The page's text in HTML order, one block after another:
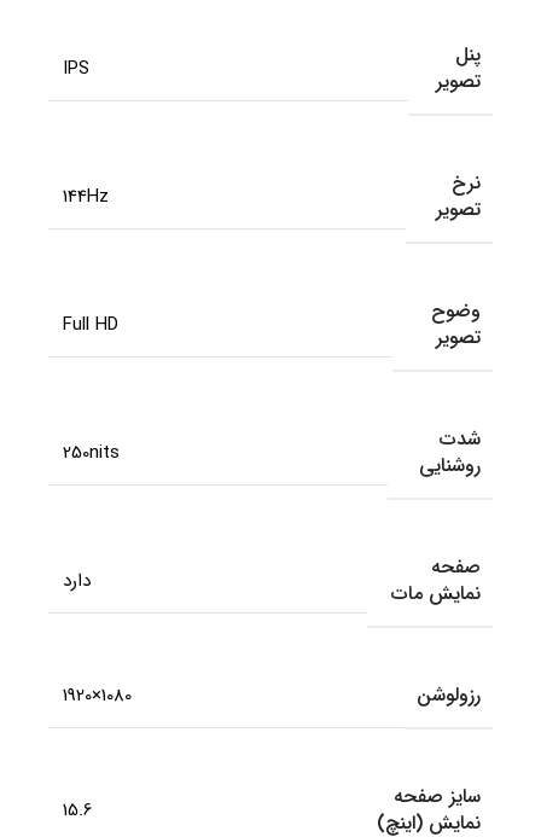
پنل
تصویر
IPS
نرخ
تصویر
144Hz
وضوح
تصویر
Full HD
شدت
روشنایی
250nits
صفحه
نمایش مات
دارد
رزولوشن 1080×1920
سایز صفحه
نمایش (اینچ)
15.6